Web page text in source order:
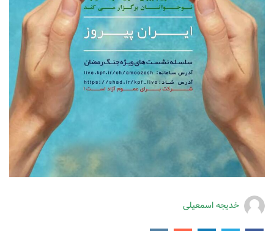
خدیجه اسمعیلی